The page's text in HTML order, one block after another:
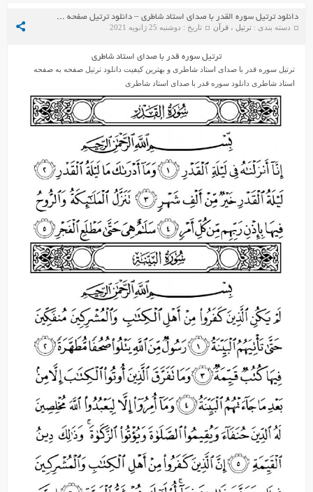
دانلود ترتیل سوره القدر با صدای استاد شاطری – دانلود ترتیل صفحه به صفحه استاد شاطری
دسته بندی :ترتیل ،قرآن تاریخ : دوشنبه 25 ژانویه 2021
ترتیل سوره قدر با صدای استاد شاطری
ترتیل سوره قدر با صدای استاد شاطری و بهترین کیفیت دانلود ترتیل صفحه به صفحه
استاد شاطری دانلود سوره قدر با صدای استاد شاطری